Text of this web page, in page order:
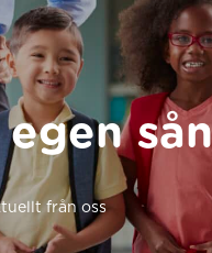
från oss